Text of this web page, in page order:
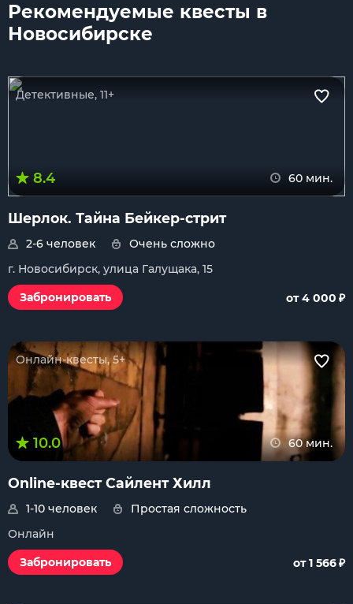
Рекомендуемые квесты в
Новосибирске
Детективные, 11+
8.4 60 мин.
Шерлок. Тайна Бейкер-стрит
2-6 человек
Очень сложно
г. Новосибирск, улица Галущака, 15
Забронировать
от 4 000 ₽
Онлайн-квесты, 5+
10.0 60 мин.
Online-квест Сайлент Хилл
1-10 человек
Простая сложность
Онлайн
Забронировать
от 1 566₽